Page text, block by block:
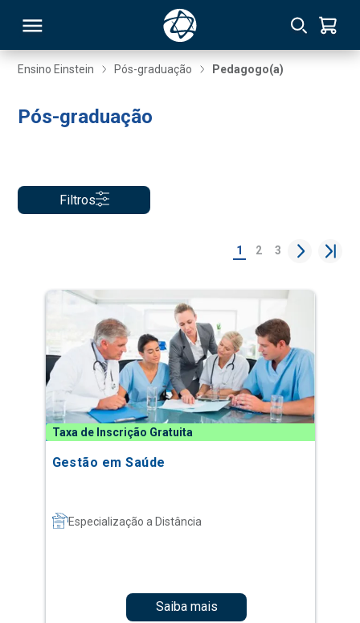
Ensino Einstein Pós-graduação Pedagogo(a)
Pós-graduação
Filtros
1 2 3
Taxa de Inscrição Gratuita
Gestão em Saúde
Especialização a Distância
Saiba mais